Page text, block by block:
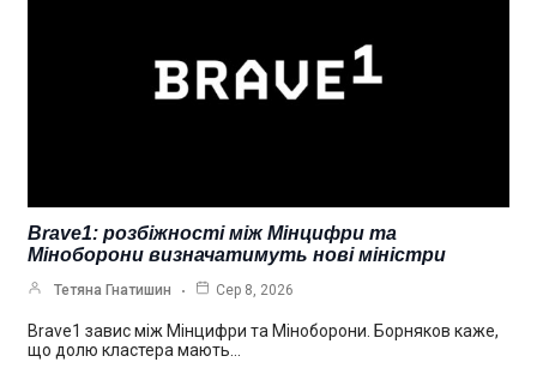
Brave1: розбіжності між Мінцифри та
Міноборони визначатимуть нові міністри
Тетяна Гнатишин Сер 8, 2026
Brave1 завис між Мінцифри та Міноборони. Борняков каже,
що долю кластера мають…